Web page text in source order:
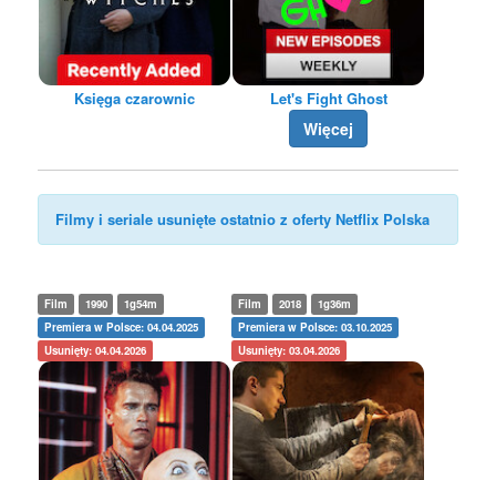
Księga czarownic Let's Fight Ghost
Więcej
Filmy i seriale usunięte ostatnio z oferty Netflix Polska
Film 1990
1g54m
Premiera w Polsce: 04.04.2025
Usunięty: 04.04.2026
Film 2018
1g36m
Premiera w Polsce: 03.10.2025
Usunięty: 03.04.2026